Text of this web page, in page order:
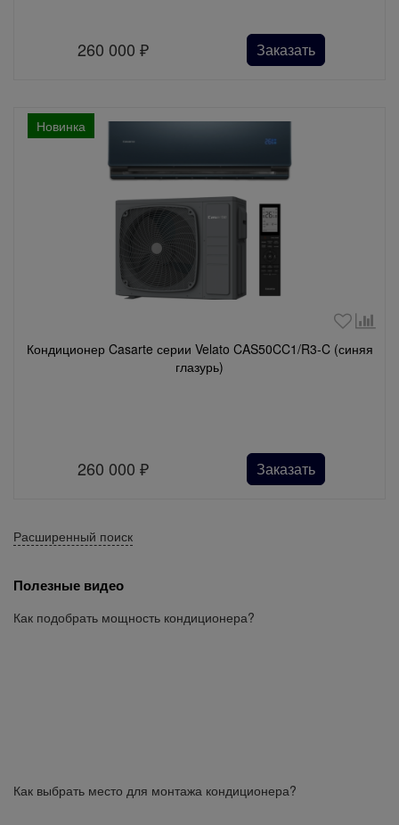
260 000₽ Заказать
Новинка
Кондиционер Casarte серии Velato CAS50CC1/R3-C (синяя
глазурь)
260 000₽ Заказать
Расширенный поиск
Полезные видео
Как подобрать мощность кондиционера?
Как выбрать место для монтажа кондиционера?